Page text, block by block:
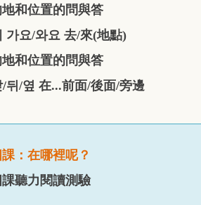
地和位置的問與答
가요/와요 去/來(地點)
地和位置的問與答
/뒤 /옆 在...前面/後面/旁邊
：在哪裡呢？
聽力閱讀測驗